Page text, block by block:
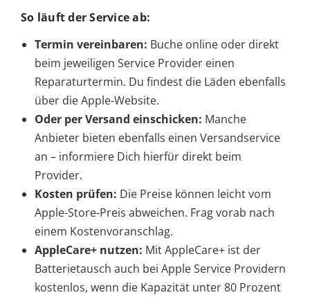
So läuft der Service ab:
Termin vereinbaren: Buche online oder direkt
beim jeweiligen Service Provider einen
Reparaturtermin. Du findest die Läden ebenfalls
über die Apple-Website.
Oder per Versand einschicken: Manche
Anbieter bieten ebenfalls einen Versandservice
an – informiere Dich hierfür direkt beim
Provider.
Kosten prüfen: Die Preise können leicht vom
Apple-Store-Preis abweichen. Frag vorab nach
einem Kostenvoranschlag.
AppleCare+ nutzen: Mit AppleCare+ ist der
Batterietausch auch bei Apple Service Providern
kostenlos, wenn die Kapazität unter 80 Prozent